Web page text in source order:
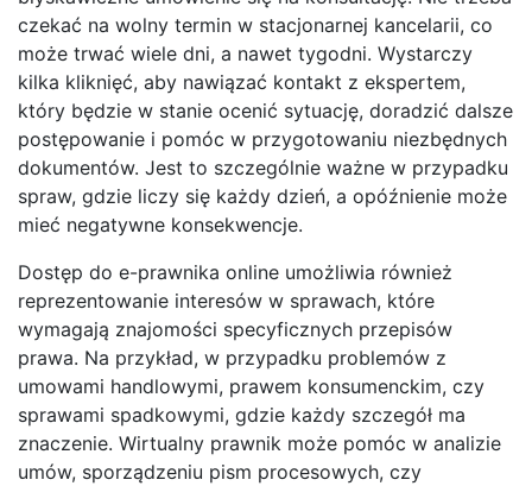
czekać na wolny termin w stacjonarnej kancelarii, co
może trwać wiele dni, a nawet tygodni. Wystarczy
kilka kliknięć, aby nawiązać kontakt z ekspertem,
który będzie w stanie ocenić sytuację, doradzić dalsze
postępowanie i pomóc w przygotowaniu niezbędnych
dokumentów. Jest to szczególnie ważne w przypadku
spraw, gdzie liczy się każdy dzień, a opóźnienie może
mieć negatywne konsekwencje.
Dostęp do e-prawnika online umożliwia również
reprezentowanie interesów w sprawach, które
wymagają znajomości specyficznych przepisów
prawa. Na przykład, w przypadku problemów z
umowami handlowymi, prawem konsumenckim, czy
sprawami spadkowymi, gdzie każdy szczegół ma
znaczenie. Wirtualny prawnik może pomóc w analizie
umów, sporządzeniu pism procesowych, czy